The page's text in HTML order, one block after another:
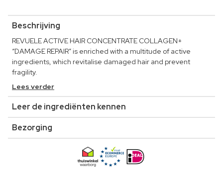
Beschrijving
REVUELE ACTIVE HAIR CONCENTRATE COLLAGEN+
“DAMAGE REPAIR” is enriched with a multitude of active
ingredients, which revitalise damaged hair and prevent
fragility.
Lees verder
Leer de ingrediënten kennen
Bezorging